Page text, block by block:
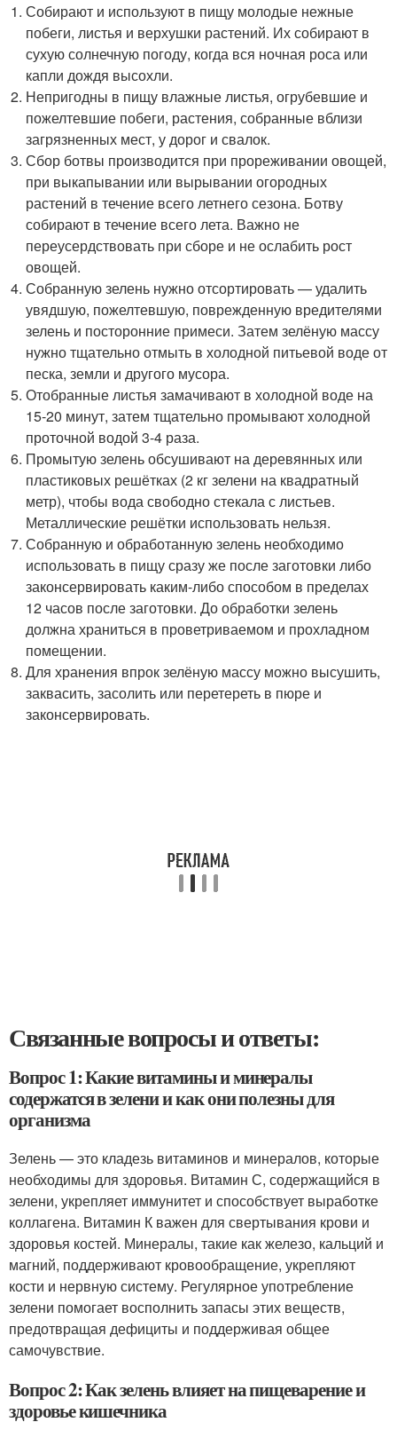
Собирают и используют в пищу молодые нежные
побеги, листья и верхушки растений. Их собирают в
сухую солнечную погоду, когда вся ночная роса или
капли дождя высохли.
Непригодны в пищу влажные листья, огрубевшие и
пожелтевшие побеги, растения, собранные вблизи
загрязненных мест, у дорог и свалок.
Сбор ботвы производится при прореживании овощей,
при выкапывании или вырывании огородных
растений в течение всего летнего сезона. Ботву
собирают в течение всего лета. Важно не
переусердствовать при сборе и не ослабить рост
овощей.
Собранную зелень нужно отсортировать — удалить
увядшую, пожелтевшую, поврежденную вредителями
зелень и посторонние примеси. Затем зелёную массу
нужно тщательно отмыть в холодной питьевой воде от
песка, земли и другого мусора.
Отобранные листья замачивают в холодной воде на
15-20 минут, затем тщательно промывают холодной
проточной водой 3-4 раза.
Промытую зелень обсушивают на деревянных или
пластиковых решётках (2 кг зелени на квадратный
метр), чтобы вода свободно стекала с листьев.
Металлические решётки использовать нельзя.
Собранную и обработанную зелень необходимо
использовать в пищу сразу же после заготовки либо
законсервировать каким-либо способом в пределах
12 часов после заготовки. До обработки зелень
должна храниться в проветриваемом и прохладном
помещении.
Для хранения впрок зелёную массу можно высушить,
заквасить, засолить или перетереть в пюре и
законсервировать.
Связанные вопросы и ответы:
Вопрос 1: Какие витамины и минералы
содержатся в зелени и как они полезны для
организма
Зелень — это кладезь витаминов и минералов, которые
необходимы для здоровья. Витамин С, содержащийся в
зелени, укрепляет иммунитет и способствует выработке
коллагена. Витамин К важен для свертывания крови и
здоровья костей. Минералы, такие как железо, кальций и
магний, поддерживают кровообращение, укрепляют
кости и нервную систему. Регулярное употребление
зелени помогает восполнить запасы этих веществ,
предотвращая дефициты и поддерживая общее
самочувствие.
Вопрос 2: Как зелень влияет на пищеварение и
здоровье кишечника